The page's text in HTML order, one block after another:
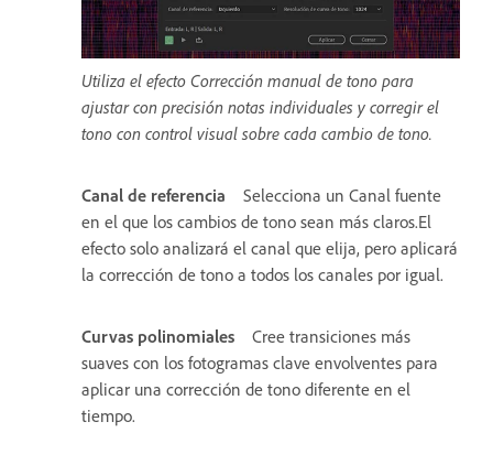
Utiliza el efecto Corrección manual de tono para
ajustar con precisión notas individuales y corregir el
tono con control visual sobre cada cambio de tono.
Canal de referencia
Selecciona un Canal fuente
en el que los cambios de tono sean más claros.El
efecto solo analizará el canal que elija, pero aplicará
la corrección de tono a todos los canales por igual.
Curvas polinomiales
Cree transiciones más
suaves con los fotogramas clave envolventes para
aplicar una corrección de tono diferente en el
tiempo.